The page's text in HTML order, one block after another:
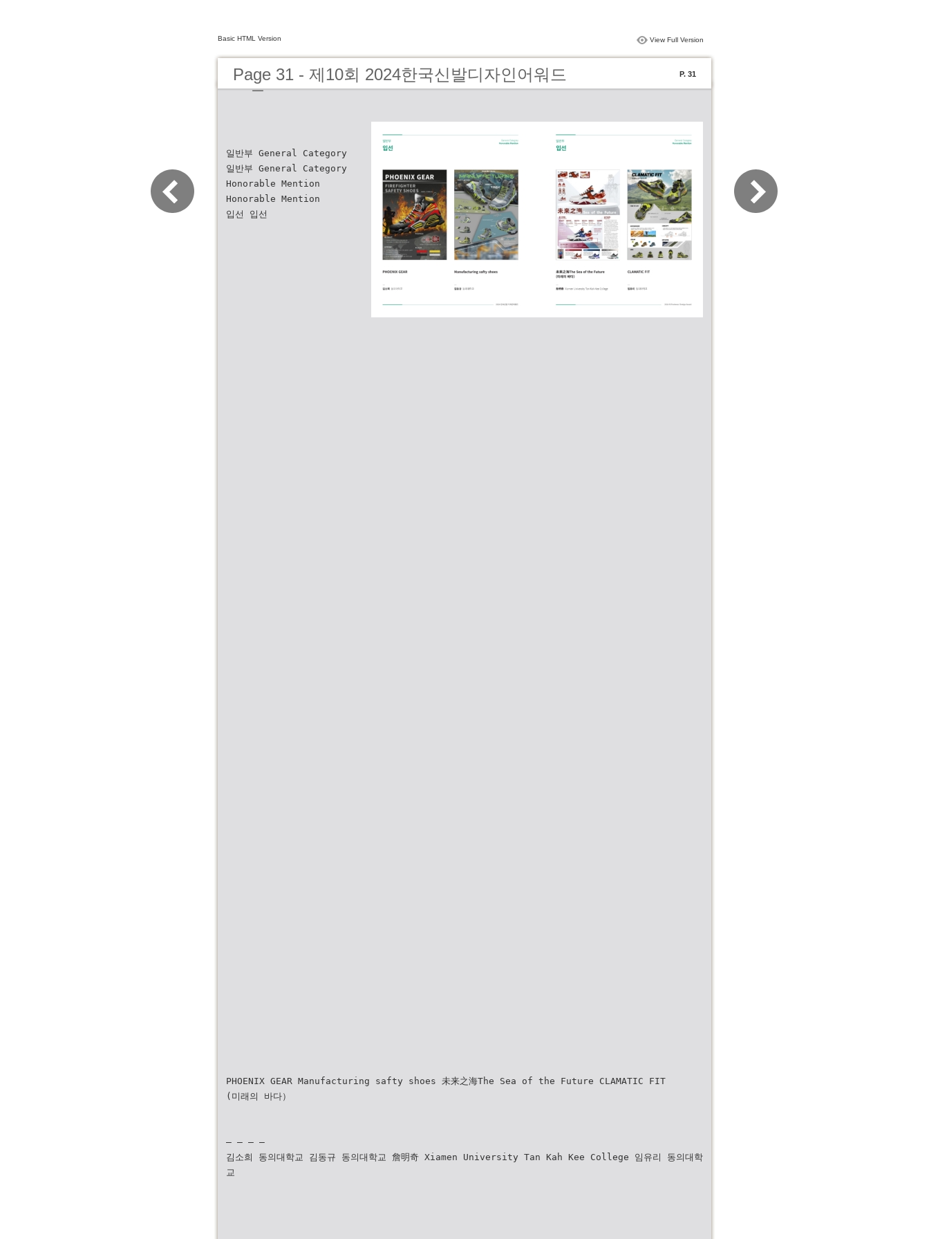
Basic HTML Version View Full Version
Page 31 - 제10회 2024한국신발디자인어워드
도록
P. 31
일반부 General Category
일반부 General Category
Honorable Mention
Honorable Mention
입선 입선
PHOENIX GEAR Manufacturing safty shoes 未来之海The Sea of the Future CLAMATIC FIT
(미래의 바다）
— — — —
김소희 동의대학교 김동규 동의대학교 詹明奇 Xiamen University Tan Kah Kee College 임유리 동의대학
교